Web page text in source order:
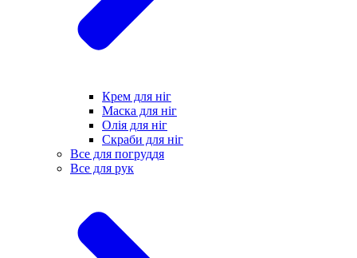
Крем для ніг
Маска для ніг
Олія для ніг
Скраби для ніг
Все для погруддя
Все для рук